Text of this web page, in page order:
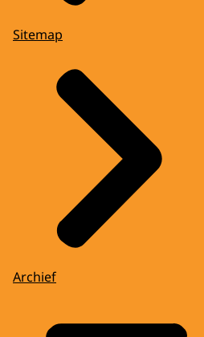
Sitemap
Archief